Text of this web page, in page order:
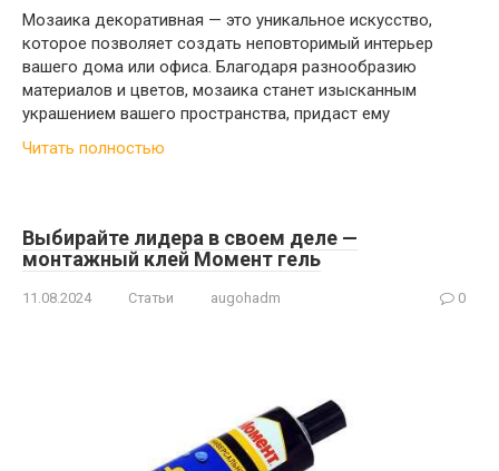
Мозаика декоративная — это уникальное искусство,
которое позволяет создать неповторимый интерьер
вашего дома или офиса. Благодаря разнообразию
материалов и цветов, мозаика станет изысканным
украшением вашего пространства, придаст ему
Читать полностью
Выбирайте лидера в своем деле —
монтажный клей Момент гель
11.08.2024 Статьи augohadm 0